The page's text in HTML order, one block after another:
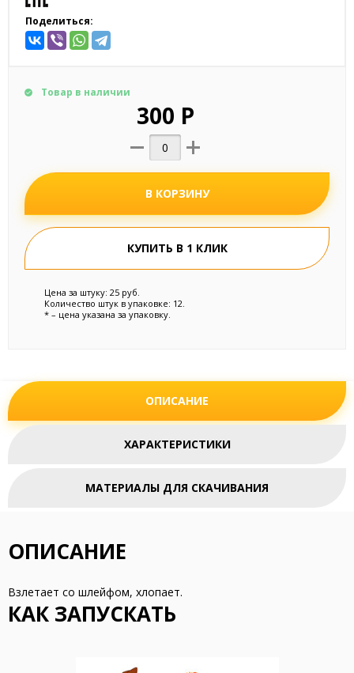
Поделиться:
Товар в наличии
300 Р
В КОРЗИНУ
КУПИТЬ В 1 КЛИК
Цена за штуку: 25 руб.
Количество штук в упаковке: 12.
* – цена указана за упаковку.
ОПИСАНИЕ
ХАРАКТЕРИСТИКИ
МАТЕРИАЛЫ ДЛЯ СКАЧИВАНИЯ
ОПИСАНИЕ
Взлетает со шлейфом, хлопает.
КАК ЗАПУСКАТЬ